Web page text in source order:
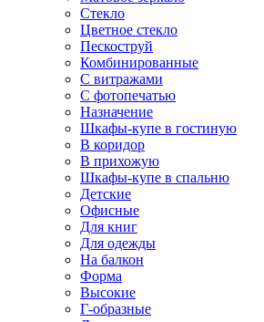
Стекло
Цветное стекло
Пескоструй
Комбинированные
С витражами
С фотопечатью
Назначение
Шкафы-купе в гостиную
В коридор
В прихожую
Шкафы-купе в спальню
Детские
Офисные
Для книг
Для одежды
На балкон
Форма
Высокие
Г-образные